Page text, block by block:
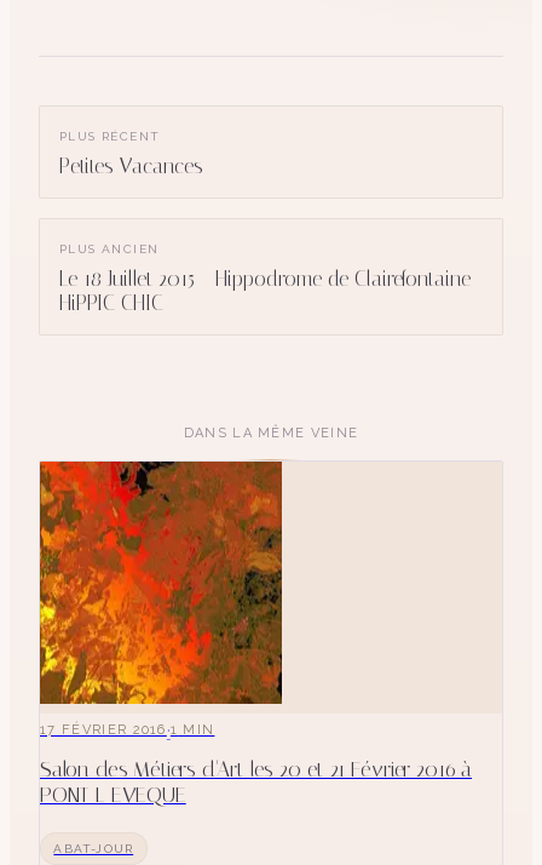
PLUS RÉCENT
Petites Vacances
PLUS ANCIEN
Le 18 Juillet 2015 - Hippodrome de Clairefontaine
HiPPIC CHIC
DANS LA MÊME VEINE
17 FÉVRIER 2016·1 MIN
Salon des Métiers d'Art les 20 et 21 Février 2016 à
PONT L EVEQUE
ABAT-JOUR